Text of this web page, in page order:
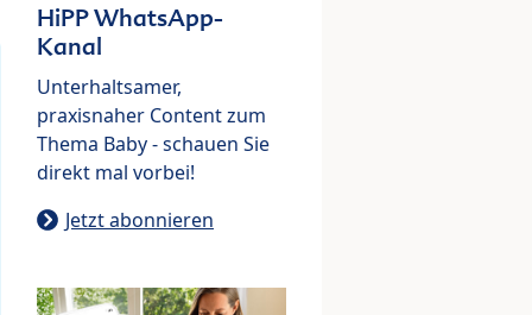
HiPP WhatsApp-
Kanal
Unterhaltsamer,
praxisnaher Content zum
Thema Baby - schauen Sie
direkt mal vorbei!
Jetzt abonnieren